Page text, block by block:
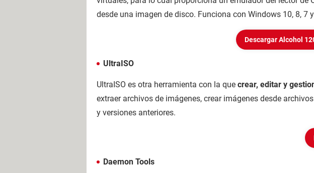
desde una imagen de disco. Funciona con Windows 10, 8, 7
Descargar Alcohol
UltraISO
UltraISO es otra herramienta con la que crear, editar y
extraer archivos de imágenes, crear imágenes desde
y versiones anteriores.
Daemon Tools